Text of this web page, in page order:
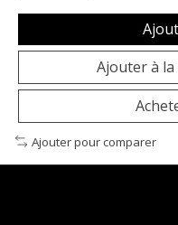
Ajouter à
Ajouter pour comparer